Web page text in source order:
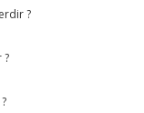
?
?